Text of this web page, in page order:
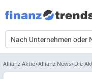
Allianz Aktie Allianz News